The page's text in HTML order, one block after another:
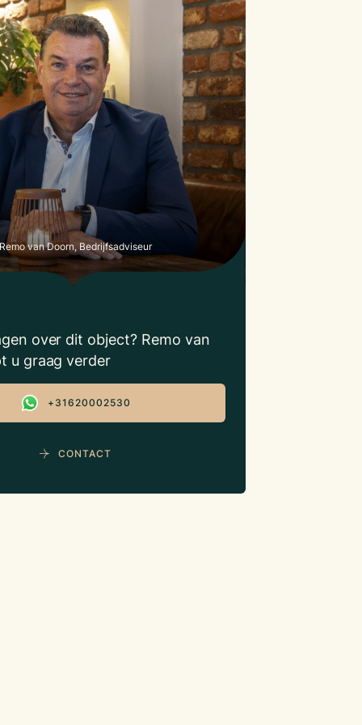
Remo van Doorn, Bedrijfsadviseur
over dit object? Remo van
u graag verder
+31620002530
CONTACT